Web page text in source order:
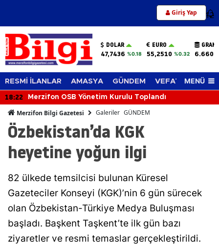
Giriş Yap 12
DOLAR
47,7436 %0.18
EURO
55,2510 %0.32
RESMİ İLANLAR AMASYA GÜNDEM VEFAT EDENLER
MENÜ
Toplandı 18:02
Merzifonspor’da Şok
Merzifon Bilgi Gazetesi Galeriler GÜNDEM
Özbekistan’da KGK
heyetine yoğun ilgi
82 ülkede temsilcisi bulunan Küresel
Gazeteciler Konseyi (KGK)’nin 6 gün sürecek
olan Özbekistan-Türkiye Medya Buluşması
başladı. Başkent Taşkent’te ilk gün bazı
ziyaretler ve resmi temaslar gerçekleştirildi.